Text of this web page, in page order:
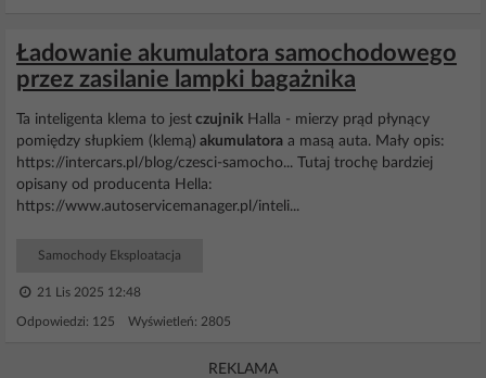
Ładowanie akumulatora samochodowego
przez zasilanie lampki bagażnika
Ta inteligenta klema to jest czujnik Halla - mierzy prąd płynący
pomiędzy słupkiem (klemą) akumulatora a masą auta. Mały opis:
https://intercars.pl/blog/czesci-samocho... Tutaj trochę bardziej
opisany od producenta Hella:
https://www.autoservicemanager.pl/inteli...
Samochody Eksploatacja
21 Lis 2025 12:48
Odpowiedzi: 125 Wyświetleń: 2805
REKLAMA